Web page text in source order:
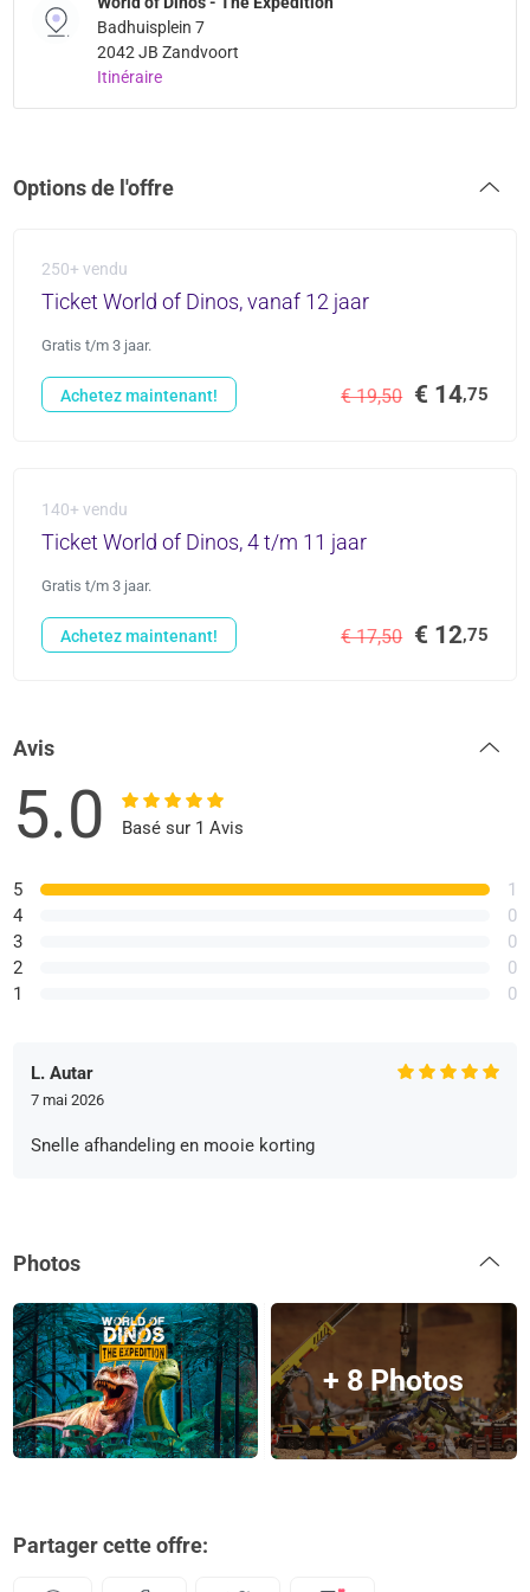
Badhuisplein 7
2042 JB Zandvoort
Itinéraire
Options de l'offre
250+ vendu
Ticket World of Dinos, vanaf 12 jaar
Gratis t/m 3 jaar.
€ 19,50 € 14,75
Achetez maintenant!
140+ vendu
Ticket World of Dinos, 4 t/m 11 jaar
Gratis t/m 3 jaar.
€ 17,50 € 12,75
Achetez maintenant!
Avis
5.0 Basé sur 1 Avis
5
4
3
2
1
1
0
0
0
0
L. Autar
7 mai 2026
Snelle afhandeling en mooie korting
Photos
+ 8 Photos
Partager cette offre: